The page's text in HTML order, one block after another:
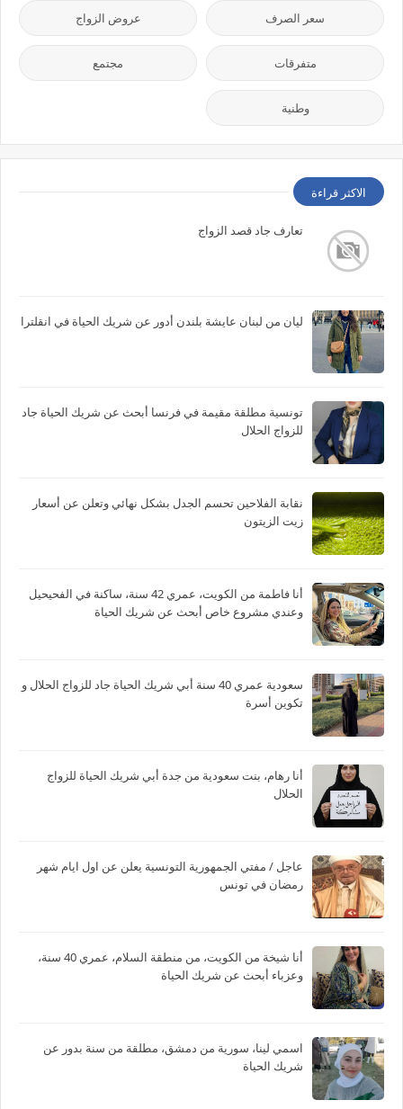
سعر الصرف عروض الزواج
متفرقات مجتمع
وطنية
الاكثر قراءة
تعارف جاد قصد الزواج
ليان من لبنان عايشة بلندن أدور عن شريك الحياة في انقلترا
تونسية مطلقة مقيمة في فرنسا أبحث عن شريك الحياة جاد
للزواج الحلال
نقابة الفلاحين تحسم الجدل بشكل نهائي وتعلن عن أسعار
زيت الزيتون
أنا فاطمة من الكويت، عمري 42 سنة، ساكنة في الفحيحيل
وعندي مشروع خاص أبحث عن شريك الحياة
سعودية عمري 40 سنة أبي شريك الحياة جاد للزواج الحلال و
تكوين أسرة
أنا رهام، بنت سعودية من جدة أبي شريك الحياة للزواج
الحلال
عاجل / مفتي الجمهورية التونسية يعلن عن اول ايام شهر
رمضان في تونس
أنا شيخة من الكويت، من منطقة السلام، عمري 40 سنة،
وعزباء أبحث عن شريك الحياة
اسمي لينا، سورية من دمشق، مطلقة من سنة بدور عن
شريك الحياة